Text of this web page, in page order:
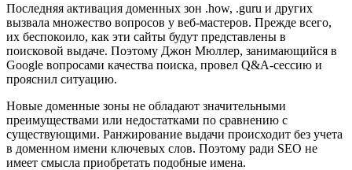
Последняя активация доменных зон .how, .guru и других
вызвала множество вопросов у веб-мастеров. Прежде всего,
их беспокоило, как эти сайты будут представлены в
поисковой выдаче. Поэтому Джон Мюллер, занимающийся в
Google вопросами качества поиска, провел Q&A-сессию и
прояснил ситуацию.
Новые доменные зоны не обладают значительными
преимуществами или недостатками по сравнению с
существующими. Ранжирование выдачи происходит без учета
в доменном имени ключевых слов. Поэтому ради SEO не
имеет смысла приобретать подобные имена.